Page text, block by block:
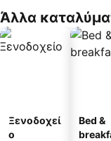
Άλλα
Ξενοδοχεί
ο
Bed &